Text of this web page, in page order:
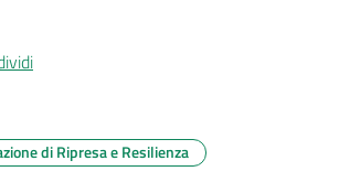
di Ripresa e Resilienza